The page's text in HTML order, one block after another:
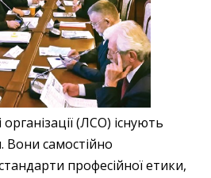
(ЛСО) існують
Вони самостійно
професійної етики,